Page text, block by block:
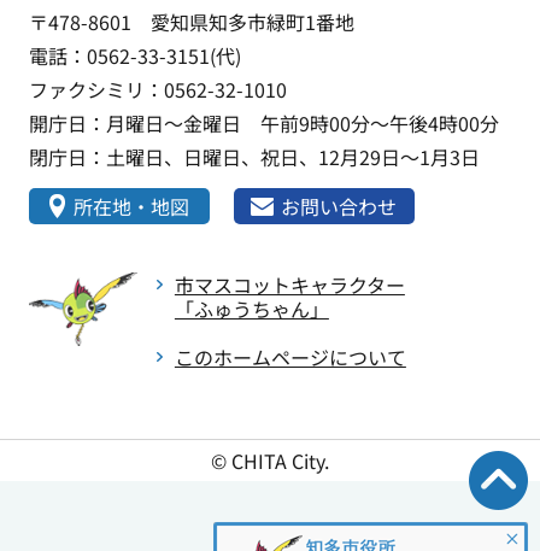
〒478-8601 愛知県知多市緑町1番地
電話：0562-33-3151(代)
ファクシミリ：0562-32-1010
開庁日：月曜日～金曜日 午前9時00分～午後4時00分
閉庁日：土曜日、日曜日、祝日、12月29日～1月3日
所在地・地図
お問い合わせ
市マスコットキャラクター
「ふゅうちゃん」
このホームページについて
© CHITA City.